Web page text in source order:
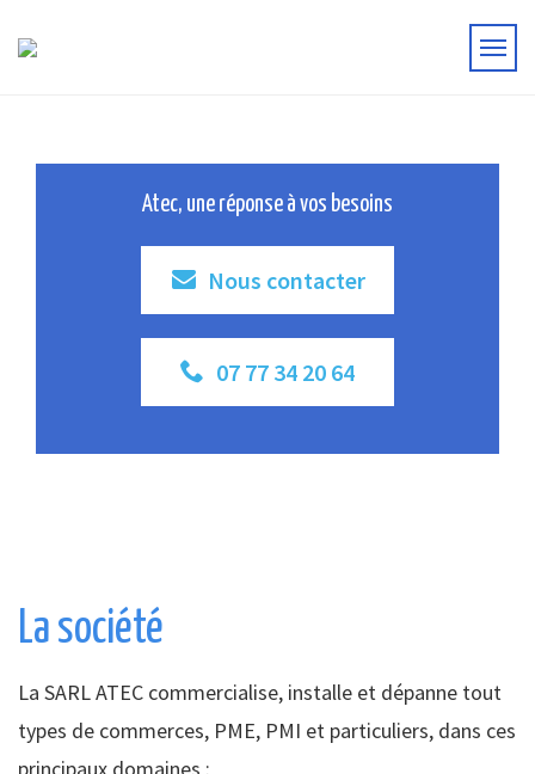
Atec, une réponse à vos besoins
Nous contacter
07 77 34 20 64
La société
La SARL ATEC commercialise, installe et dépanne tout
types de commerces, PME, PMI et particuliers, dans ces